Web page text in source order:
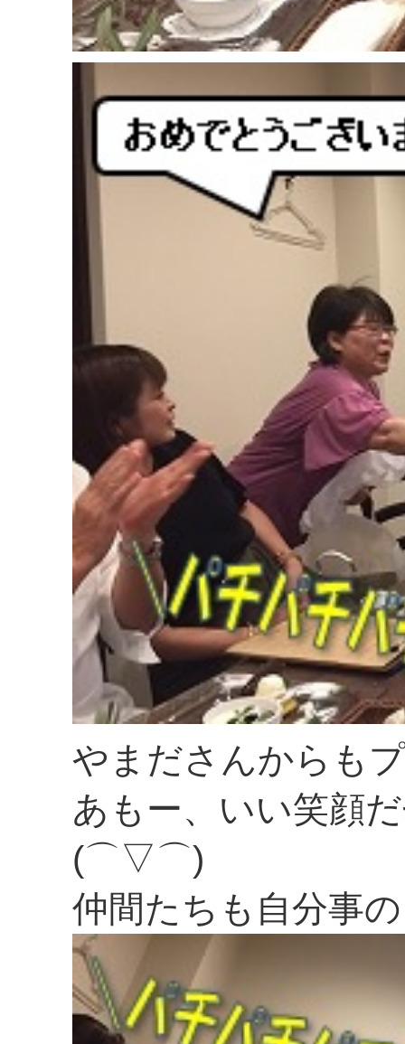
やまださんからも
あもー、いい笑顔
(⌒▽⌒)
仲間たちも自分事